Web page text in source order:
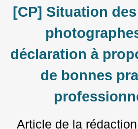
[CP] Situation
déclaration à
de bonnes
Article de la rédaction